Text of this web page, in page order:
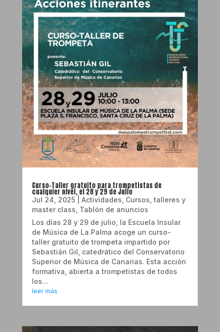
Curso-Taller gratuito para trompetistas de
cualquier nivel, el 28 y 29 de Julio
Jul 24, 2025| Actividades Cursos, talleres y
master class Tablón de anuncios
Los días 28 y 29 de julio, la Escuela Insular
de Música de La Palma acoge un curso-
taller gratuito de trompeta impartido por
Sebastián Gil, catedrático del Conservatorio
Superior de Música de Canarias. Esta acción
formativa, abierta a trompetistas de todos
los...
leer más